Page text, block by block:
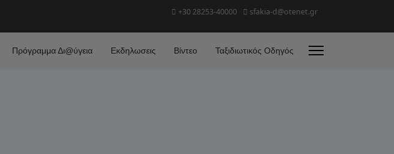
+30 28253-40000 sfakia-d@otenet.gr
Πρόγραμμα Δι@ύγεια Εκδηλωσεις Βίντεο Ταξιδιωτικός Οδηγός